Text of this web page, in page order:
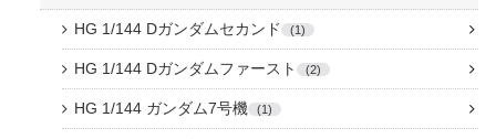
HG 1/144 Dガンダムセカンド 1
HG 1/144 Dガンダムファースト 2
HG 1/144 ガンダム7号機 1